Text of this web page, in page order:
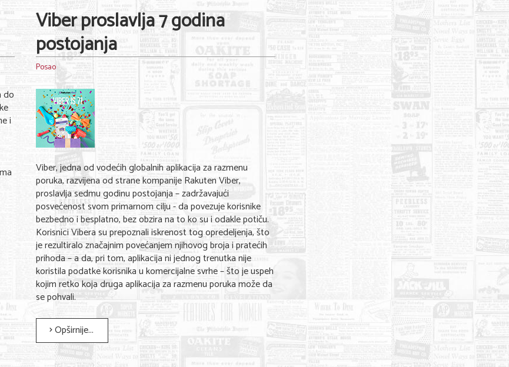
do
i
Viber proslavlja 7 godina
postojanja
Posao
Viber, jedna od vodećih globalnih aplikacija za razmenu
poruka, razvijena od strane kompanije Rakuten Viber,
proslavlja sedmu godinu postojanja – zadržavajući
posvećenost svom primarnom cilju - da povezuje korisnike
bezbedno i besplatno, bez obzira na to ko su i odakle potiču.
Korisnici Vibera su prepoznali iskrenost tog opredeljenja, što
je rezultiralo značajnim povećanjem njihovog broja i pratećih
prihoda – a da, pri tom, aplikacija ni jednog trenutka nije
koristila podatke korisnika u komercijalne svrhe – što je uspeh
kojim retko koja druga aplikacija za razmenu poruka može da
se pohvali.
Opširnije...